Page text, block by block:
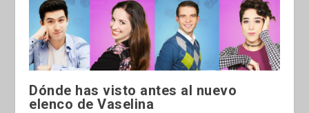
Dónde has visto antes al nuevo
elenco de Vaselina